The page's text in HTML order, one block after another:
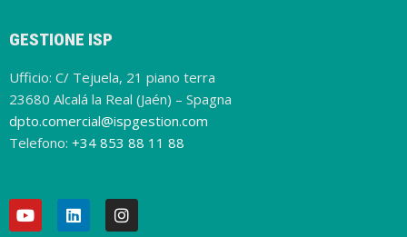
GESTIONE ISP
Ufficio: C/ Tejuela, 21 piano terra
23680 Alcalá la Real (Jaén) – Spagna
dpto.comercial@ispgestion.com
Telefono: +34 853 88 11 88